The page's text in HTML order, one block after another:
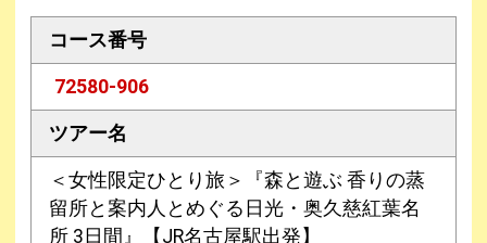
コース番号
72580-906
ツアー名
＜女性限定ひとり旅＞『森と遊ぶ 香りの蒸
留所と案内人とめぐる日光・奥久慈紅葉名
所 3日間』【JR名古屋駅出発】